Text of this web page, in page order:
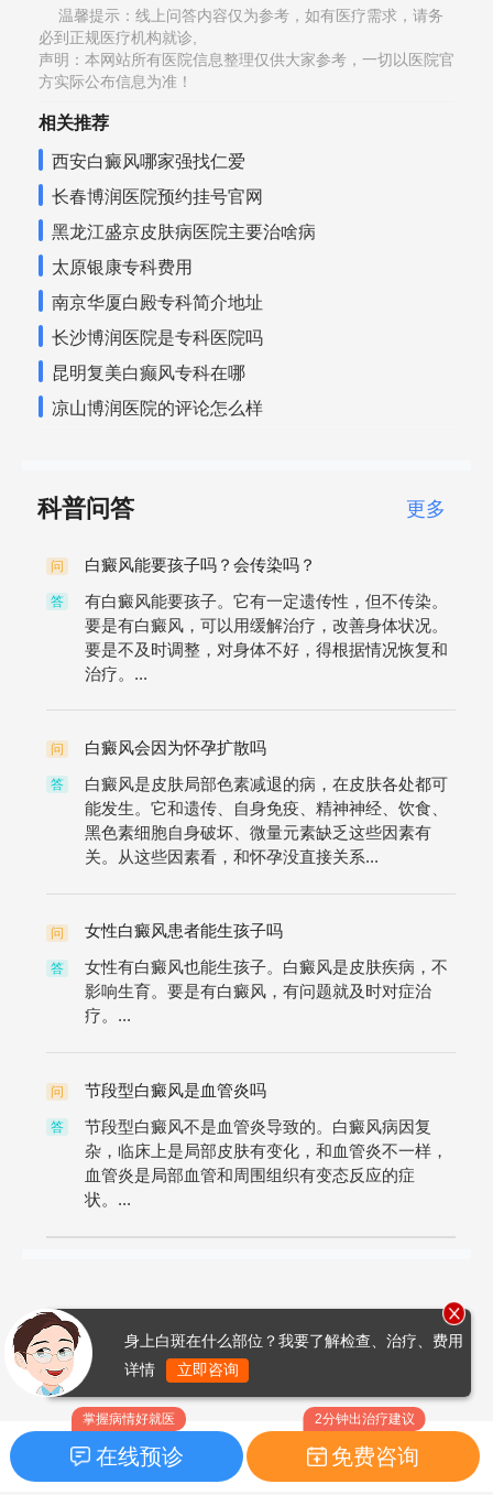
温馨提示：线上问答内容仅为参考，如有医疗需求，请务
必到正规医疗机构就诊,
声明：本网站所有医院信息整理仅供大家参考，一切以医院官
方实际公布信息为准！
相关推荐
西安白癜风哪家强找仁爱
长春博润医院预约挂号官网
黑龙江盛京皮肤病医院主要治啥病
太原银康专科费用
南京华厦白殿专科简介地址
长沙博润医院是专科医院吗
昆明复美白癫风专科在哪
凉山博润医院的评论怎么样
科普问答 更多
问 白癜风能要孩子吗？会传染吗？
答
有白癜风能要孩子。它有一定遗传性，但不传染。
要是有白癜风，可以用缓解治疗，改善身体状况。
要是不及时调整，对身体不好，得根据情况恢复和
治疗。...
问 白癜风会因为怀孕扩散吗
答
白癜风是皮肤局部色素减退的病，在皮肤各处都可
能发生。它和遗传、自身免疫、精神神经、饮食、
黑色素细胞自身破坏、微量元素缺乏这些因素有
关。从这些因素看，和怀孕没直接关系...
问 女性白癜风患者能生孩子吗
答
女性有白癜风也能生孩子。白癜风是皮肤疾病，不
影响生育。要是有白癜风，有问题就及时对症治
疗。...
问 节段型白癜风是血管炎吗
答
节段型白癜风不是血管炎导致的。白癜风病因复
杂，临床上是局部皮肤有变化，和血管炎不一样，
血管炎是局部血管和周围组织有变态反应的症
状。...
掌握病情好就医
在线预诊
2分钟出治疗建议
免费咨询
身上白斑在什么部位？我要了解检查、治疗、费用
详情
立即咨询